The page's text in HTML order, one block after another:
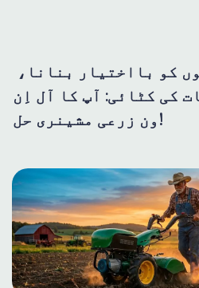
کی کٹائی: آپ کا آل اِن
ون زرعی مشینری حل!